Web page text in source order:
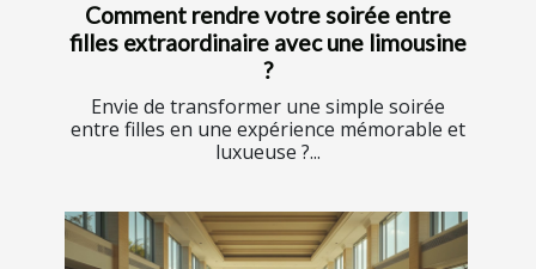
Comment rendre votre soirée entre
filles extraordinaire avec une limousine
?
Envie de transformer une simple soirée
entre filles en une expérience mémorable et
luxueuse ?...